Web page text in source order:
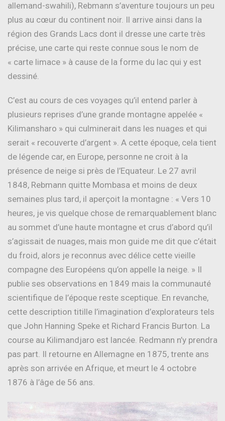
allemand-swahili), Rebmann s’aventure toujours un peu
plus au cœur du continent noir. Il arrive ainsi dans la
région des Grands Lacs dont il dresse une carte très
précise, une carte qui reste connue sous le nom de
« carte limace » à cause de la forme du lac qui y est
dessiné.
C’est au cours de ces voyages qu’il entend parler à
plusieurs reprises d’une grande montagne appelée «
Kilimansharo » qui culminerait dans les nuages et qui
serait « recouverte d’argent ». A cette époque, cela tient
de légende car, en Europe, personne ne croit à la
présence de neige si près de l’Equateur. Le 27 avril
1848, Rebmann quitte Mombasa et moins de deux
semaines plus tard, il aperçoit la montagne : « Vers 10
heures, je vis quelque chose de remarquablement blanc
au sommet d’une haute montagne et crus d’abord qu’il
s’agissait de nuages, mais mon guide me dit que c’était
du froid, alors je reconnus avec délice cette vieille
compagne des Européens qu’on appelle la neige. » Il
publie ses observations en 1849 mais la communauté
scientifique de l’époque reste sceptique. En revanche,
cette description titille l’imagination d’explorateurs tels
que John Hanning Speke et Richard Francis Burton. La
course au Kilimandjaro est lancée. Redmann n’y prendra
pas part. Il retourne en Allemagne en 1875, trente ans
après son arrivée en Afrique, et meurt le 4 octobre
1876 à l’âge de 56 ans.